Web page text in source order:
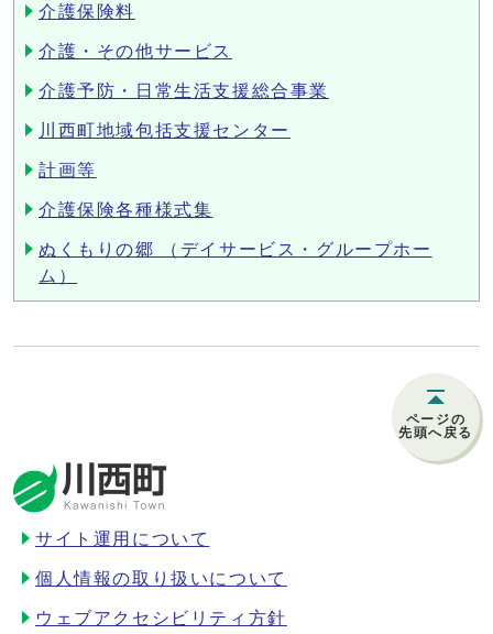
介護保険料
介護・その他サービス
介護予防・日常生活支援総合事業
川西町地域包括支援センター
計画等
介護保険各種様式集
ぬくもりの郷 （デイサービス・グループホー
ム）
ページの
先頭へ戻る
サイト運用について
個人情報の取り扱いについて
ウェブアクセシビリティ方針